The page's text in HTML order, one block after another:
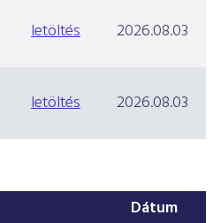
letöltés
2026.08.03
letöltés 2026.08.03
Dátum